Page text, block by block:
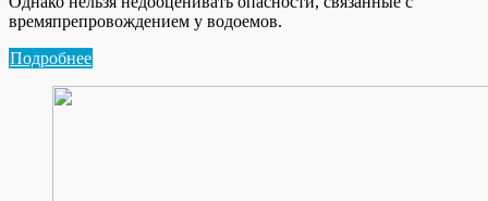
времяпрепровождением у водоемов.
Подробнее